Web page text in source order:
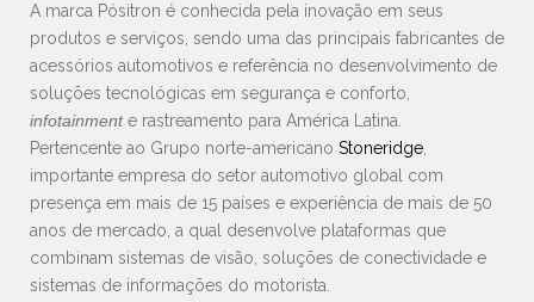
A marca Pósitron é conhecida pela inovação em seus
produtos e serviços, sendo uma das principais fabricantes de
acessórios automotivos e referência no desenvolvimento de
soluções tecnológicas em segurança e conforto,
infotainmente rastreamento para América Latina.
Pertencente ao Grupo norte-americano Stoneridge
importante empresa do setor automotivo global com
presença em mais de 15 países e experiência de mais de 50
anos de mercado, a qual desenvolve plataformas que
combinam sistemas de visão, soluções de conectividade e
sistemas de informações do motorista.